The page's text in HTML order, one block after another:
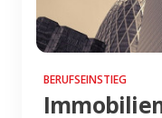
BERUFSEINSTIEG